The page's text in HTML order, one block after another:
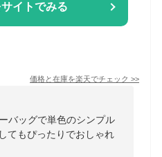
イトでみる
価格と在庫を楽天でチェック >>
バッグで単色のシンプル
てもぴったりでおしゃれ